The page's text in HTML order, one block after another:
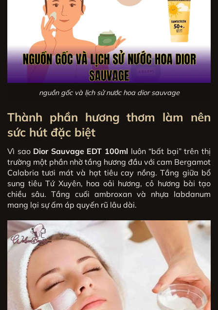
nguồn gốc và lịch sử nước hoa dior sauvage
Thành phần hương thơm làm nên
sức hút đặc biệt
Vì saoDior Sauvage EDT 100ml luôn “bất bại” trên thị
trường một phần nhờ tầng hương đầu với cam Bergamot
Calabria tươi mát và hạt tiêu cay nồng. Tầng giữa bổ
sung tiêu Tứ Xuyên, hoa oải hương, cỏ hương bài tạo
chiều sâu. Tầng cuối ambroxan và nhựa labdanum
mang lại sự ấm áp quyến rũ lâu dài.